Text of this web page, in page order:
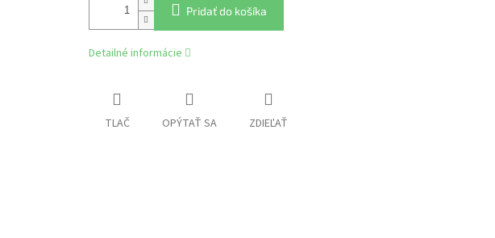
Pridať do košíka
Detailné informácie
TLAČ OPÝTAŤ SA ZDIEĽAŤ